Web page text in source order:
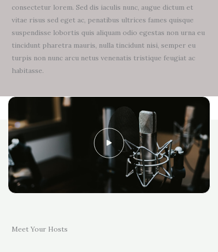
consectetur lorem. Sed dis iaculis nunc, augue dictum et
vitae risus sed eget ac, penatibus ultrices fames quisque
suspendisse lobortis quis aliquam odio egestas non urna eu
tincidunt pharetra mauris, nulla tincidunt nisi, semper eu
turpis non nunc arcu netus venenatis tristique feugiat ac
habitasse.
Meet Your Hosts